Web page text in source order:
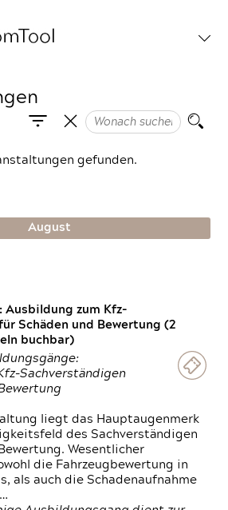
gefunden.
August
Ausbildung zum Kfz-
Schäden und Bewertung (2
buchbar)
Sachverständigen
liegt das Hauptaugenmerk
des Sachverständigen
Wesentlicher
die Fahrzeugbewertung in
als auch die Schadenaufnahme